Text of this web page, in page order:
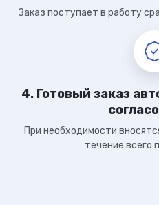
Заказ поступает в работу
4. Готовый заказ
При необходимости
течение всего